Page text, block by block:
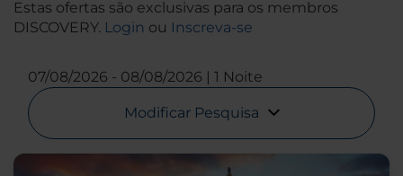
Estas ofertas são exclusivas para os membros
DISCOVERY. Login ou Inscreva-se
07/08/2026 08/08/2026 1 Noite
Modificar Pesquisa